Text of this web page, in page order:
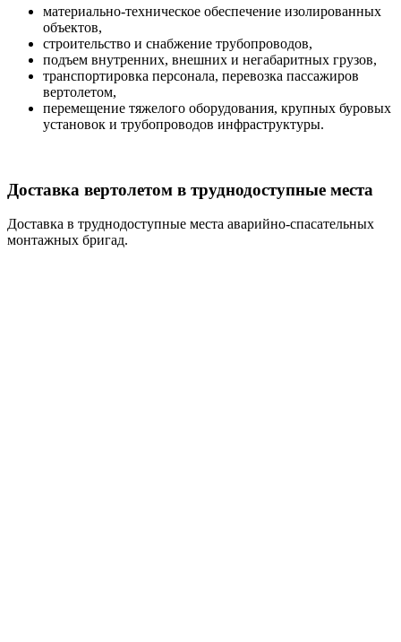
материально-техническое обеспечение изолированных
объектов,
строительство и снабжение трубопроводов,
подъем внутренних, внешних и негабаритных грузов,
транспортировка персонала, перевозка пассажиров
вертолетом,
перемещение тяжелого оборудования, крупных буровых
установок и трубопроводов инфраструктуры.
Доставка вертолетом в труднодоступные места
Доставка в труднодоступные места аварийно-спасательных
монтажных бригад.